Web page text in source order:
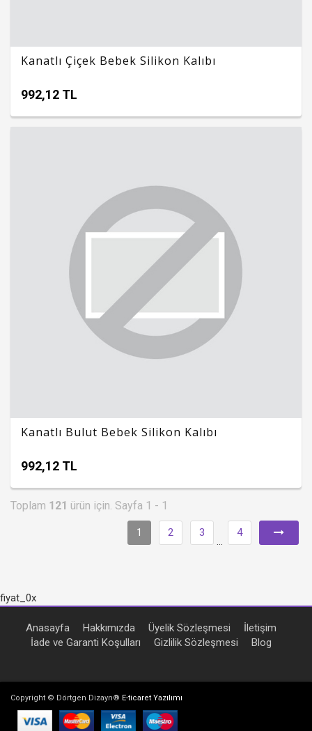
Kanatlı Çiçek Bebek Silikon Kalıbı
992,12 TL
Kanatlı Bulut Bebek Silikon Kalıbı
992,12 TL
Toplam 121 ürün için. Sayfa 1 - 1
1 2 3
...
4
fiyat_0x
Anasayfa Hakkımızda Üyelik Sözleşmesi
İletişim
İade ve Garanti Koşulları
Gizlilik Sözleşmesi Blog
Copyright © Dörtgen Dizayn® E-ticaret Yazılımı